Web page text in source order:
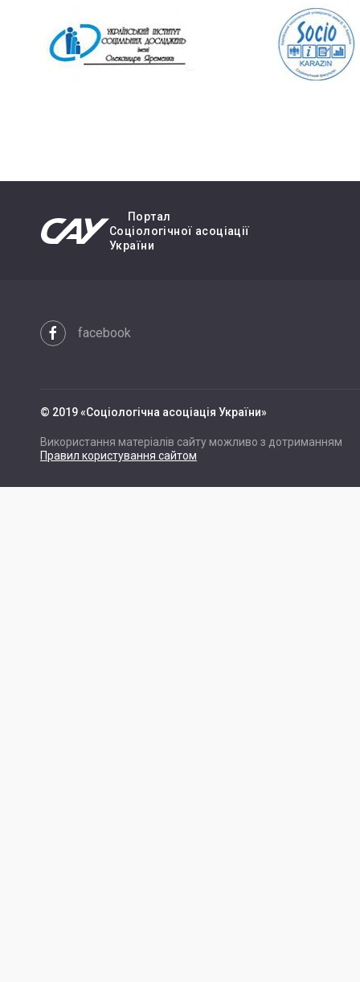
Портал
Cоціологічної асоціації
України
facebook
© 2019 «Cоціологічна асоціація України»
Використання матеріалів сайту можливо з дотриманням
Правил користування сайтом